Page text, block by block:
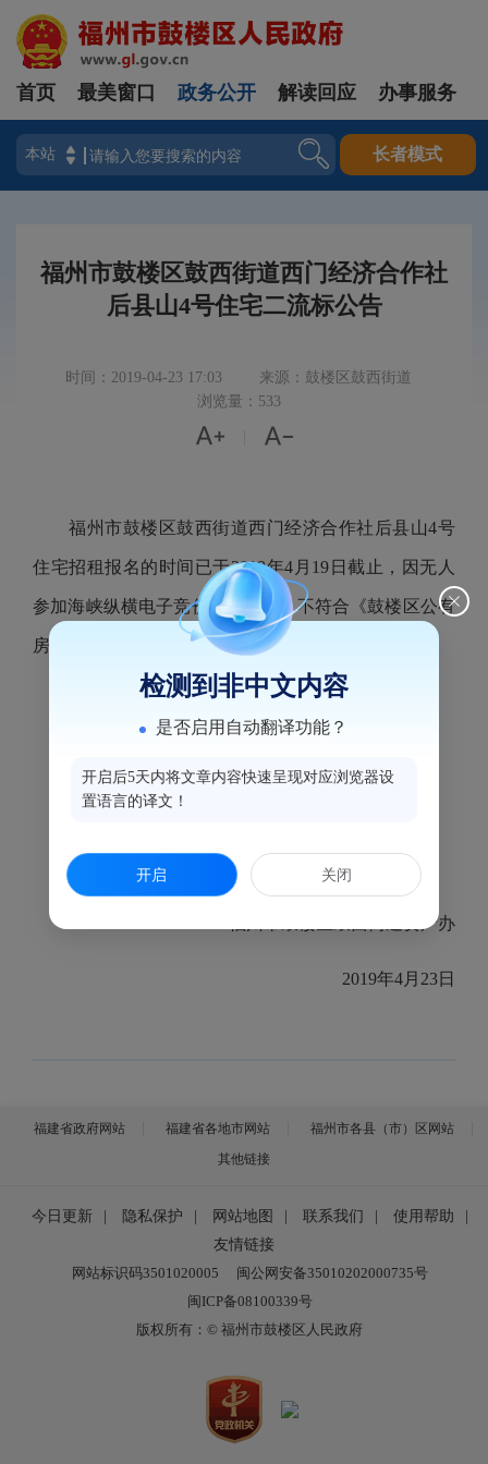
登录
首页 最美窗口 政务公开 解读回应 办事服务
长者模式
福州市鼓楼区鼓西街道西门经济合作社
后县山4号住宅二流标公告
时间：2019-04-23 17:03
来源：鼓楼区鼓西街道
浏览量：533
 
福州市鼓楼区鼓西街道西门经济合作社后县山4号
住宅招租报名的时间已于2019年4月19日截止，因无人
参加海峡纵横电子竞价投标报名，不符合《鼓楼区公有
房产租赁管理实施细则》规定，此次项目招租流标。
特此公告！
福州市鼓楼区鼓西街道资产办
2019年4月23日
福建省政府网站 福建省各地市网站
福州市各县（市）区网站
其他链接
今日更新 隐私保护 网站地图 联系我们 使用帮助
友情链接
网站标识码3501020005
闽公网安备35010202000735号
闽ICP备08100339号
版权所有：© 福州市鼓楼区人民政府
检测到非中文内容
是否启用自动翻译功能？
开启后5天内将文章内容快速呈现对应浏览器设
置语言的译文！
开启 关闭